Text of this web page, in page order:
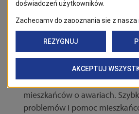
Produkcji Wody i Laboratorium
Odprowadzają ścieki. Woda,
oddają do Odry jest czystsza
korycie. Dbają o to specjaliści z
przepompowni, rejonów i
dbające o infrastrukturę
Działają 24 godziny na dobę i
mieszkańców o awariach.
problemów i pomoc